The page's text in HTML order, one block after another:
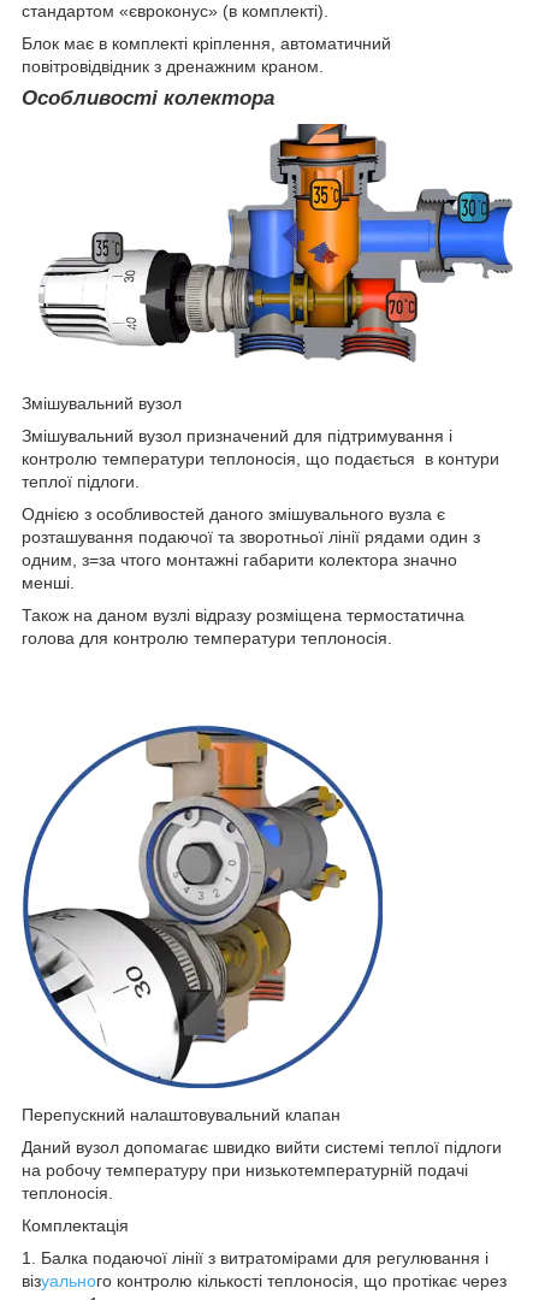
стандартом «євроконус» (в комплекті).
Блок має в комплекті кріплення, автоматичний
повітровідвідник з дренажним краном.
Особливості колектора
Змішувальний вузол
Змішувальний вузол призначений для підтримування і
контролю температури теплоносія, що подається в контури
теплої підлоги.
Однією з особливостей даного змішувального вузла є
розташування подаючої та зворотньої лінії рядами один з
одним, з=за чтого монтажні габарити колектора значно
менші.
Також на даном вузлі відразу розміщена термостатична
голова для контролю температури теплоносія.
Перепускний налаштовувальний клапан
Даний вузол допомагає швидко вийти системі теплої підлоги
на робочу температуру при низькотемпературній подачі
теплоносія.
Комплектація
1. Балка подаючої лінії з витратомірами для регулювання і
візуального контролю кількості теплоносія, що протікає через